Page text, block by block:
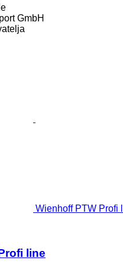
GmbH
Wienhoff PTW Profi
line